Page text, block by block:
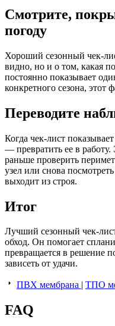
Смотрите,
погоду
Хороший сезонный чек-
видно, но и о том, какая
постоянно показывает
конкретного сезона, этот
Переводите
Когда чек-лист
— превратить ее в работу.
раньше проверить
узел или снова
выходит из строя.
Итог
Лучший сезонный чек-
обход. Он помогает
превращается в решение
зависеть от удачи.
ПВХ мембрана ТПО
FAQ